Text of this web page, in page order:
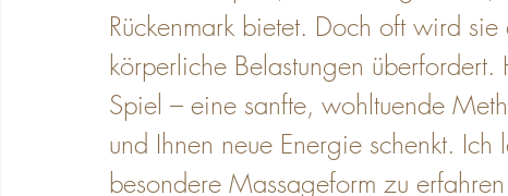
Schwangerschaft Wellness Massage
Rückenmark bietet. Doch oft wird
körperliche Belastungen
Spiel – eine sanfte, wohltuende
und Ihnen neue Energie schenkt.
besondere Massageform zu